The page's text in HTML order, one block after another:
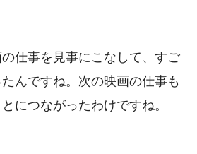
仕事を見事にこなして、すご
んですね。次の映画の仕事も
につながったわけですね。